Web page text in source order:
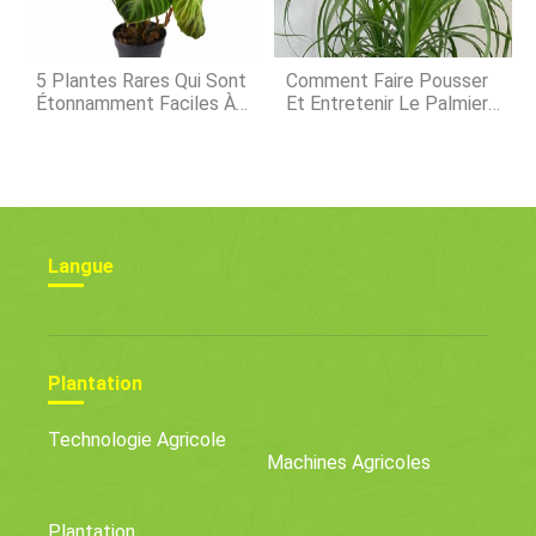
5 Plantes Rares Qui Sont
Étonnamment Faciles À
Comment Faire Pousser
Et Entretenir Le Palmier
Langue
Plantation
Technologie Agricole
Machines Agricoles